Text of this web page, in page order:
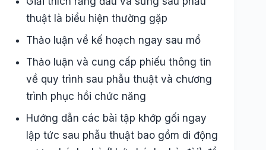
thuật là biểu hiện thường gặp
Thảo luận về kế hoạch ngay sau mổ
Thảo luận và cung cấp phiếu thông tin
về quy trình sau phẫu thuật và chương
trình phục hồi chức năng
Hướng dẫn các bài tập khớp gối ngay
lập tức sau phẫu thuật bao gồm di động